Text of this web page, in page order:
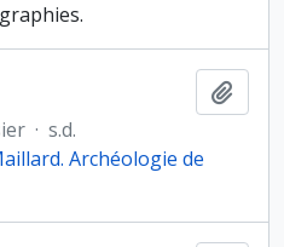
· s.d.
Archéologie de